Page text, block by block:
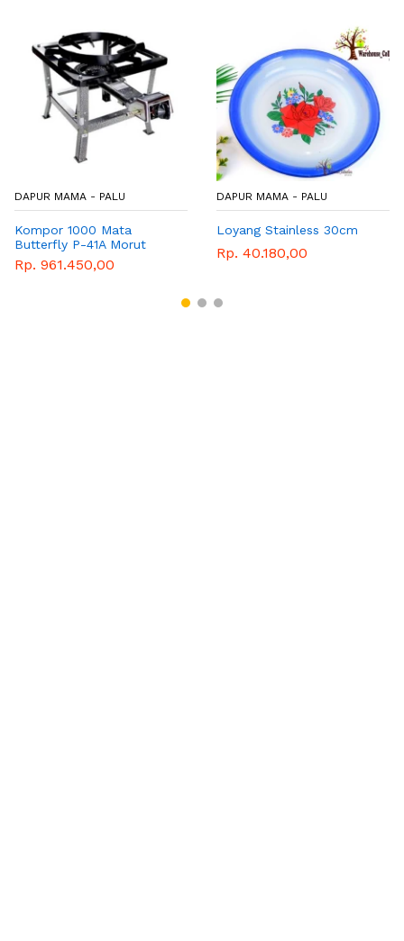
DAPUR MAMA - PALU
Kompor 1000 Mata
Butterfly P-41A Morut
Rp. 961.450,00
DAPUR MAMA - PALU
Loyang Stainless 30cm
Rp. 40.180,00